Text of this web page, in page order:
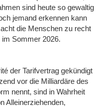
sind heute so gewaltig
jemand erkennen kann
die Menschen zu recht
Sommer 2026.
der Tarifvertrag gekündigt
vor die Milliardäre des
nennt, sind in Wahrheit
Alleinerziehenden,